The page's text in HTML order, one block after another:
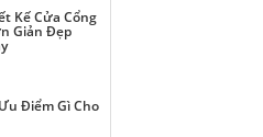
Kế Cửa Cổng
Giản Đẹp
Điểm Gì Cho